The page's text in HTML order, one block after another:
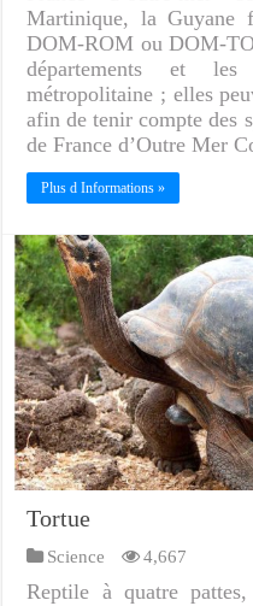
Martinique, la Guyane
DOM-ROM ou DOM-
départements et
métropolitaine ; elles
afin de tenir compte des
de France d’Outre Mer
Plus d Informations »
Tortue
Science 4,667
Reptile à quatre